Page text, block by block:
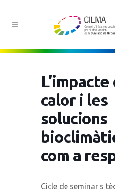
L’impacte
calor i les
solucions
com a
Cicle de seminaris